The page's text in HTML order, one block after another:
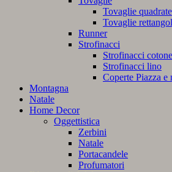
Tovaglie quadrate
Tovaglie
Runner
Strofinacci
Strofinacci cotone
Strofinacci lino
Coperte Piazza e
Montagna
Natale
Home Decor
Oggettistica
Zerbini
Natale
Portacandele
Profumatori